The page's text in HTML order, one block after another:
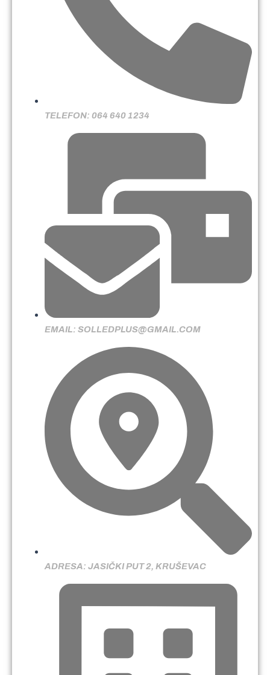
TELEFON: 064 640 1234
EMAIL: SOLLEDPLUS@GMAIL.COM
ADRESA: JASIČKI PUT 2, KRUŠEVAC